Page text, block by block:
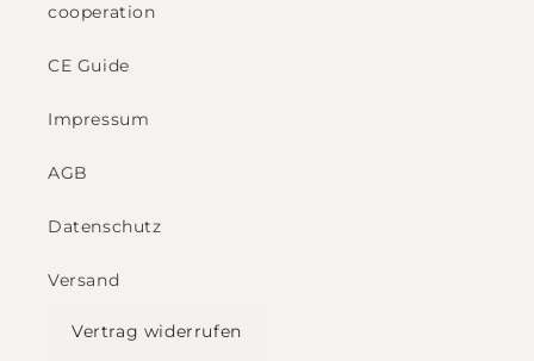
cooperation
CE Guide
Impressum
AGB
Datenschutz
Versand
Vertrag widerrufen